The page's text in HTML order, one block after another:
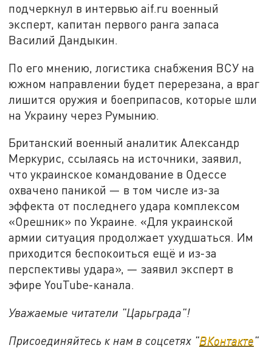
подчеркнул в интервью aif.ru военный
эксперт, капитан первого ранга запаса
Василий Дандыкин.
По его мнению, логистика снабжения ВСУ на
южном направлении будет перерезана, а враг
лишится оружия и боеприпасов, которые шли
на Украину через Румынию.
Британский военный аналитик Александр
Меркурис, ссылаясь на источники, заявил,
что украинское командование в Одессе
охвачено паникой — в том числе из-за
эффекта от последнего удара комплексом
«Орешник» по Украине. «Для украинской
армии ситуация продолжает ухудшаться. Им
приходится беспокоиться ещё и из-за
перспективы удара», — заявил эксперт в
эфире YouTube-канала.
Уважаемые читатели "Царьграда"!
Присоединяйтесь к нам в соцсетях "ВКонтакте"